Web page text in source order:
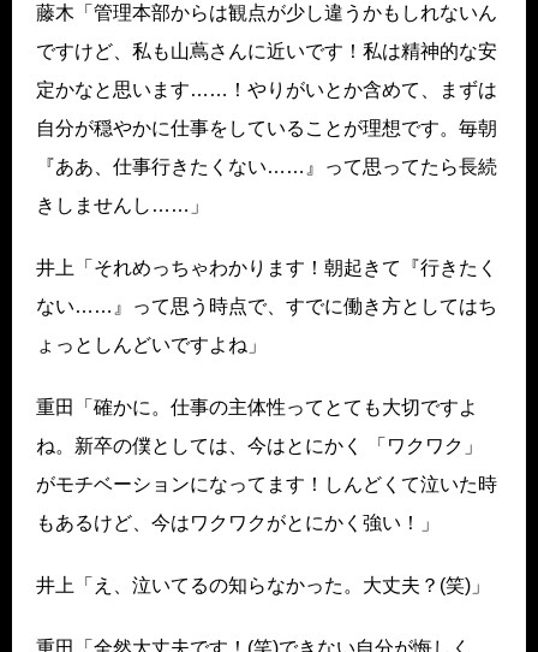
藤木「管理本部からは観点が少し違うかもしれないん
ですけど、私も山蔦さんに近いです！私は精神的な安
定かなと思います……！やりがいとか含めて、まずは
自分が穏やかに仕事をしていることが理想です。毎朝
『ああ、仕事行きたくない……』って思ってたら長続
きしませんし……」
井上「それめっちゃわかります！朝起きて『行きたく
ない……』って思う時点で、すでに働き方としてはち
ょっとしんどいですよね」
重田「確かに。仕事の主体性ってとても大切ですよ
ね。新卒の僕としては、今はとにかく 「ワクワク」
がモチベーションになってます！しんどくて泣いた時
もあるけど、今はワクワクがとにかく強い！」
井上「え、泣いてるの知らなかった。大丈夫？(笑)」
重田「全然大丈夫です！(笑)できない自分が悔しく